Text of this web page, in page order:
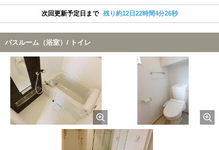
次回更新予定日まで 残り約12日22時間4分26秒
バスルーム（浴室）/ トイレ